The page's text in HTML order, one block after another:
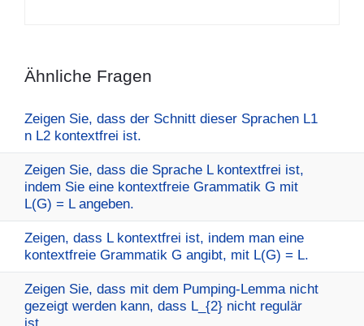
Ähnliche Fragen
Zeigen Sie, dass der Schnitt dieser Sprachen L1
n L2 kontextfrei ist.
Zeigen Sie, dass die Sprache L kontextfrei ist,
indem Sie eine kontextfreie Grammatik G mit
L(G) = L angeben.
Zeigen, dass L kontextfrei ist, indem man eine
kontextfreie Grammatik G angibt, mit L(G) = L.
Zeigen Sie, dass mit dem Pumping-Lemma nicht
gezeigt werden kann, dass L_{2} nicht regulär